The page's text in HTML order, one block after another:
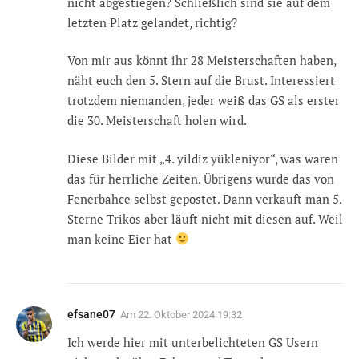
letzten Platz gelandet, richtig?
Von mir aus könnt ihr 28 Meisterschaften haben,
näht euch den 5. Stern auf die Brust. Interessiert
trotzdem niemanden, jeder weiß das GS als erster
die 30. Meisterschaft holen wird.
Diese Bilder mit „4. yildiz yükleniyor“, was waren
das für herrliche Zeiten. Übrigens wurde das von
Fenerbahce selbst gepostet. Dann verkauft man 5.
Sterne Trikos aber läuft nicht mit diesen auf. Weil
man keine Eier hat
efsane07 Am 22. Oktober 2024 19:32
Ich werde hier mit unterbelichteten GS Usern